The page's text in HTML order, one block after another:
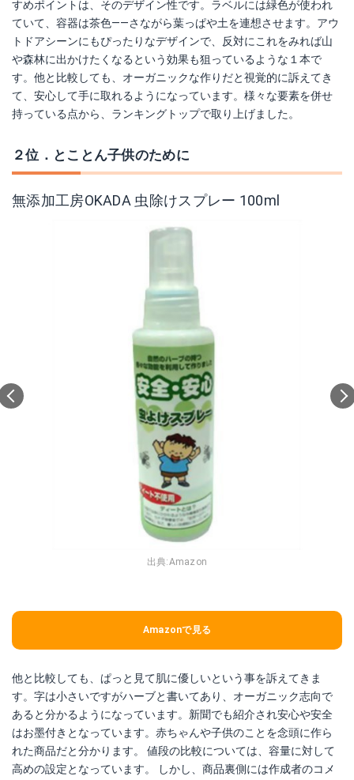
すめポイントは、そのデザイン性です。ラベルには緑色が使われ
ていて、容器は茶色――さながら葉っぱや土を連想させます。アウ
トドアシーンにもぴったりなデザインで、反対にこれをみれば山
や森林に出かけたくなるという効果も狙っているような１本で
す。他と比較しても、オーガニックな作りだと視覚的に訴えてき
て、安心して手に取れるようになっています。様々な要素を併せ
持っている点から、ランキングトップで取り上げました。
２位．とことん子供のために
無添加工房OKADA 虫除けスプレー 100ml
出典:Amazon
Amazonで見る
他と比較しても、ぱっと見て肌に優しいという事を訴えてきま
す。字は小さいですがハーブと書いてあり、オーガニック志向で
あると分かるようになっています。新聞でも紹介され安心や安全
はお墨付きとなっています。赤ちゃんや子供のことを念頭に作ら
れた商品だと分かります。 値段の比較については、容量に対して
高めの設定となっています。 しかし、商品裏側には作成者のコメ